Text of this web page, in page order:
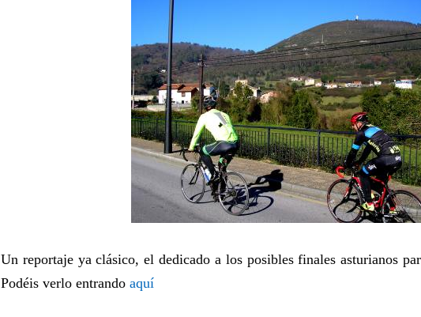
Un reportaje ya clásico, el dedicado a los posibles finales asturianos
Podéis verlo entrando aquí